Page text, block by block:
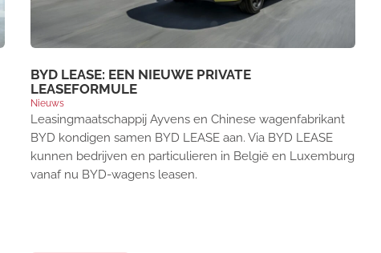
BYD LEASE: EEN NIEUWE PRIVATE
LEASEFORMULE
Nieuws
Leasingmaatschappij Ayvens en Chinese wagenfabrikant
BYD kondigen samen BYD LEASE aan. Via BYD LEASE
kunnen bedrijven en particulieren in België en Luxemburg
vanaf nu BYD-wagens leasen.